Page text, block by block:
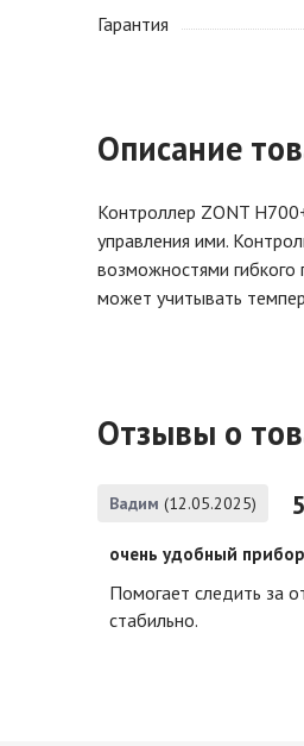
Гарантия
Описание
Контроллер ZONT
управления ими.
возможностями
может учитывать
Отзывы о
Вадим (12.05.2025) 5
очень удобный прибор
Помогает следить за
стабильно.